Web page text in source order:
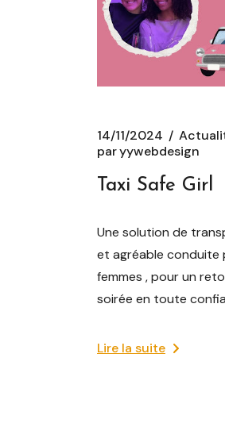
14/11/2024
paryywebdesign
Taxi Safe Girl
Une solution de
et agréable conduite
femmes , pour un
soirée en toute
Lire la suite